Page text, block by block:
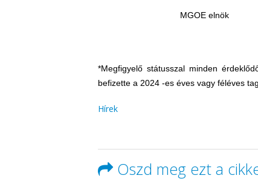
MGOE elnök
*Megfigyelő státusszal minden
befizette a 2024 -es éves vagy féléves
Hírek
Oszd meg ezt a